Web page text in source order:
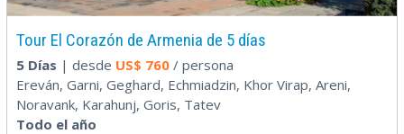
Tour El Corazón de Armenia de 5 días
5 Días | desde US$ 760 / persona
Ereván, Garni, Geghard, Echmiadzin, Khor Virap, Areni,
Noravank, Karahunj, Goris, Tatev
Todo el año